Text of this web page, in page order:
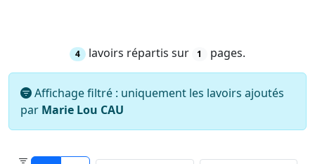
4 lavoirs répartis sur 1 pages.
Affichage filtré : uniquement les lavoirs ajoutés
par Marie Lou CAU